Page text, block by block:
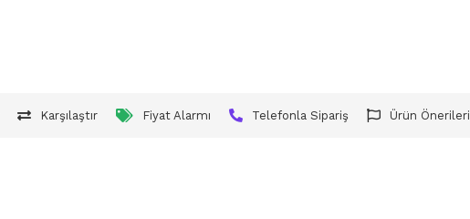
Karşılaştır Fiyat Alarmı Telefonla Sipariş Ürün Önerileri